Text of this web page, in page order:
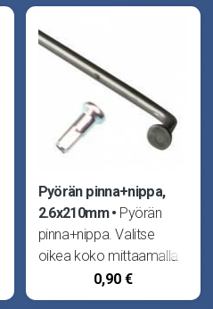
Pyörän pinna+nippa,
2.6x210mm
Pyörän
pinna+nippa. Valitse
oikea koko mittaamalla
pituus vanhasta: ota
mitta sisäkulmasta
0,90 €